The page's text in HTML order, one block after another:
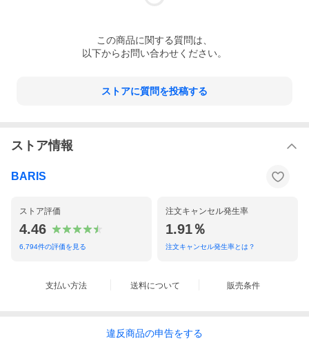
この商品に関する質問は、
以下からお問い合わせください。
ストアに質問を投稿する
ストア情報
BARIS
ストア評価
4.46
6,794件の評価を見る
注文キャンセル発生率
1.91％
注文キャンセル発生率とは？
支払い方法 送料について 販売条件
違反商品の申告をする